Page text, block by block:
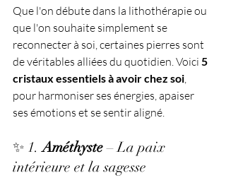
Que l'on débute dans la lithothérapie ou
que l'on souhaite simplement se
reconnecter à soi, certaines pierres sont
de véritables alliées du quotidien. Voici 5
cristaux essentiels à avoir chez soi,
pour harmoniser ses énergies, apaiser
ses émotions et se sentir aligné.
✨ 1. Améthyste – La paix
intérieure et la sagesse